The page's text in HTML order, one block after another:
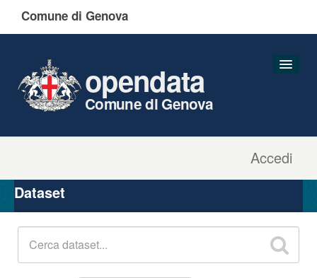
Comune di Genova
Accedi
opendata
Comune di Genova
Organizzazioni
Gruppi
Dataset